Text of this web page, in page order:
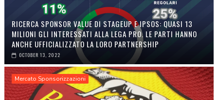
RICERCA SPONSOR VALUE DI STAGEUP E IPSOS: QUASI 13
MILIONI GLI INTERESSATI ALLA LEGA PRO. LE PARTI HANNO
ANCHE UFFICIALIZZATO LA LORO PARTNERSHIP
OCTOBER 13, 2022
Mercato Sponsorizzazioni